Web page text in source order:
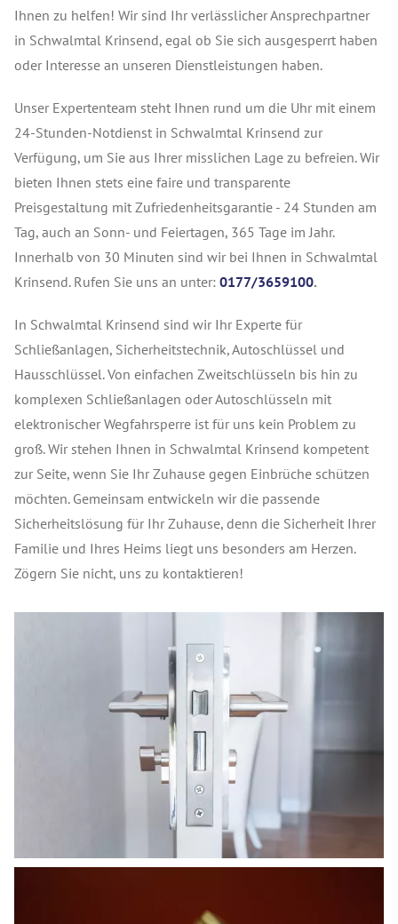
Ihnen zu helfen! Wir sind Ihr verlässlicher Ansprechpartner
in Schwalmtal Krinsend, egal ob Sie sich ausgesperrt haben
oder Interesse an unseren Dienstleistungen haben.
Unser Expertenteam steht Ihnen rund um die Uhr mit einem
24-Stunden-Notdienst in Schwalmtal Krinsend zur
Verfügung, um Sie aus Ihrer misslichen Lage zu befreien. Wir
bieten Ihnen stets eine faire und transparente
Preisgestaltung mit Zufriedenheitsgarantie - 24 Stunden am
Tag, auch an Sonn- und Feiertagen, 365 Tage im Jahr.
Innerhalb von 30 Minuten sind wir bei Ihnen in Schwalmtal
Krinsend. Rufen Sie uns an unter: 0177/3659100.
In Schwalmtal Krinsend sind wir Ihr Experte für
Schließanlagen, Sicherheitstechnik, Autoschlüssel und
Hausschlüssel. Von einfachen Zweitschlüsseln bis hin zu
komplexen Schließanlagen oder Autoschlüsseln mit
elektronischer Wegfahrsperre ist für uns kein Problem zu
groß. Wir stehen Ihnen in Schwalmtal Krinsend kompetent
zur Seite, wenn Sie Ihr Zuhause gegen Einbrüche schützen
möchten. Gemeinsam entwickeln wir die passende
Sicherheitslösung für Ihr Zuhause, denn die Sicherheit Ihrer
Familie und Ihres Heims liegt uns besonders am Herzen.
Zögern Sie nicht, uns zu kontaktieren!